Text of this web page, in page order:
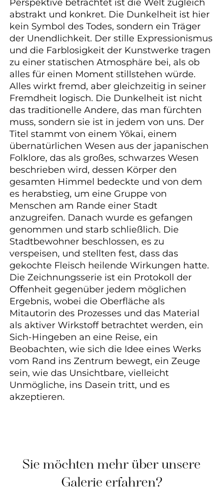
Perspektive betrachtet ist die Welt zugleich
abstrakt und konkret. Die Dunkelheit ist hier
kein Symbol des Todes, sondern ein Träger
der Unendlichkeit. Der stille Expressionismus
und die Farblosigkeit der Kunstwerke tragen
zu einer statischen Atmosphäre bei, als ob
alles für einen Moment stillstehen würde.
Alles wirkt fremd, aber gleichzeitig in seiner
Fremdheit logisch. Die Dunkelheit ist nicht
das traditionelle Andere, das man fürchten
muss, sondern sie ist in jedem von uns. Der
Titel stammt von einem Yōkai, einem
übernatürlichen Wesen aus der japanischen
Folklore, das als großes, schwarzes Wesen
beschrieben wird, dessen Körper den
gesamten Himmel bedeckte und von dem
es herabstieg, um eine Gruppe von
Menschen am Rande einer Stadt
anzugreifen. Danach wurde es gefangen
genommen und starb schließlich. Die
Stadtbewohner beschlossen, es zu
verspeisen, und stellten fest, dass das
gekochte Fleisch heilende Wirkungen hatte.
Die Zeichnungsserie ist ein Protokoll der
Oﬀenheit gegenüber jedem möglichen
Ergebnis, wobei die Oberfläche als
Mitautorin des Prozesses und das Material
als aktiver Wirkstoff betrachtet werden, ein
Sich-Hingeben an eine Reise, ein
Beobachten, wie sich die Idee eines Werks
vom Rand ins Zentrum bewegt, ein Zeuge
sein, wie das Unsichtbare, vielleicht
Unmögliche, ins Dasein tritt, und es
akzeptieren.
Sie möchten mehr über unsere
Galerie erfahren?